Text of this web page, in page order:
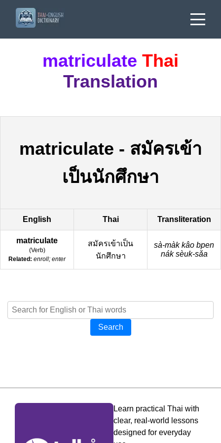
matriculate Thai
Translation
matriculate - สมัครเข้า
เป็นนักศึกษา
English Thai Transliteration
matriculate
(Verb)
Related: enroll; enter
สมัครเข้าเป็น
นักศึกษา
sà-màk kâo bpen
nák sèuk-sǎa
Search
Learn practical Thai with
clear, real-world lessons
designed for everyday